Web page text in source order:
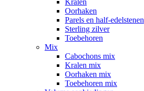
Oorhaken
Parels en half-edelstenen
Sterling zilver
Toebehoren
Mix
Cabochons mix
Kralen mix
Oorhaken mix
Toebehoren mix